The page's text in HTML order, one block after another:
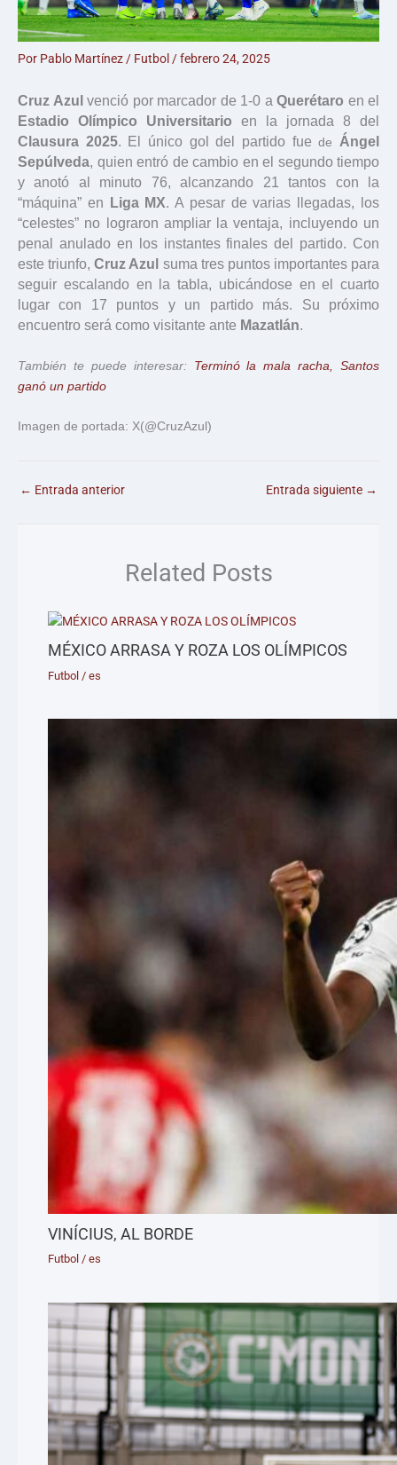
Por Pablo Martínez / Futbol /febrero 24, 2025
Cruz Azul venció por marcador de 1-0 a Querétaro en el
Estadio Olímpico Universitario en la jornada 8 del
Clausura 2025. El único gol del partido fuedeÁngel
Sepúlveda, quien entró de cambio en el segundo tiempo
y anotó al minuto 76, alcanzando 21 tantos con la
“máquina” en
Liga MX. A pesar de varias llegadas, los
“celestes” no lograron ampliar la ventaja, incluyendo un
penal anulado en los instantes finales del partido. Con
este triunfo,Cruz Azul suma tres puntos importantes para
seguir escalando en la tabla, ubicándose en el cuarto
lugar con 17 puntos y un partido más. Su próximo
encuentro será como visitante ante Mazatlán.
También te puede interesar: Terminó la mala racha, Santos
ganó un partido
Imagen de portada: X(@CruzAzul)
← Entrada anterior Entrada siguiente →
Related Posts
MÉXICO ARRASA Y ROZA LOS OLÍMPICOS
Futbol /es
VINÍCIUS, AL BORDE
Futbol /es